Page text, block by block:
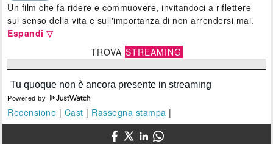
Un film che fa ridere e commuovere, invitandoci a riflettere
sul senso della vita e sull'importanza di non arrendersi mai.
Espandi ▽
TROVA STREAMING
Powered by
Recensione | Cast | Rassegna stampa |